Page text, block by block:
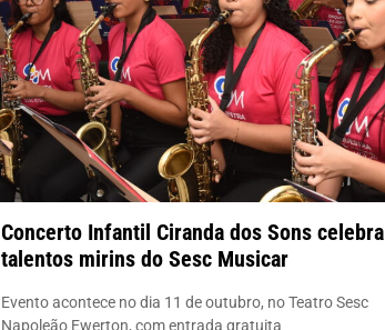
Concerto Infantil Ciranda dos Sons celebra
talentos mirins do Sesc Musicar
Evento acontece no dia 11 de outubro, no Teatro Sesc
Napoleão Ewerton, com entrada gratuita